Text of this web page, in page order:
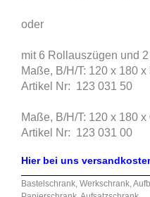
oder
mit 6 Rollauszügen und
Maße, B/H/T: 120 x 180 x
Artikel Nr: 123 031
Maße, B/H/T: 120 x 180 x
Artikel Nr: 123 031
Hier bei uns
Bastelschrank, Werkschrank,